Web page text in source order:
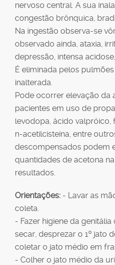
nervoso central. A sua
congestão brônquica,
Na ingestão observa-se
observado ainda, ataxia,
depressão, intensa
É eliminada pelos
inalterada.
Pode ocorrer elevação da
pacientes em uso de
levodopa, ácido valpróico,
n-acetilcisteína, entre
descompensados podem
quantidades de acetona
resultados.
Orientações: - Lavar as
coleta.
- Fazer higiene da
secar, desprezar o 1º jato
coletar o jato médio em
- Colher o jato médio da